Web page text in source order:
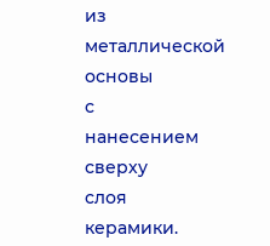
из
металлической
основы
с
нанесением
сверху
слоя
керамики.